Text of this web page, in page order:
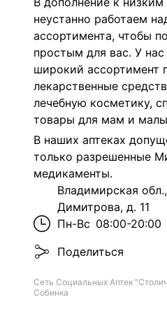
неустанно работаем
ассортимента, чтобы
простым для вас. У
широкий ассортимент
лекарственные
лечебную косметику,
товары для мам и
В наших аптеках
только разрешенные
медикаменты.
Владимирская
Димитрова, д. 11
Пн-Вс 08:00-20:00
Поделиться
Сеть Социальных Аптек
Собинка